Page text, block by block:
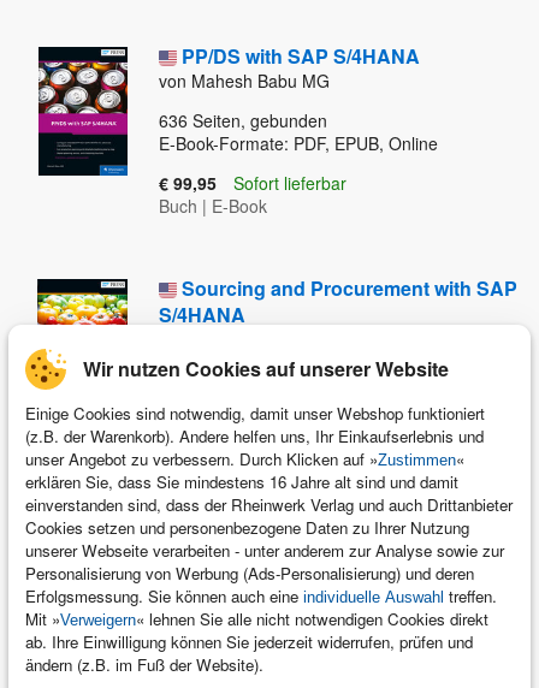
Wir nutzen Cookies auf unserer Website
Einige Cookies sind notwendig, damit unser Webshop funktioniert
(z.B. der Warenkorb). Andere helfen uns, Ihr Einkaufserlebnis und
unser Angebot zu verbessern. Durch Klicken auf »Zustimmen«
erklären Sie, dass Sie mindestens 16 Jahre alt sind und damit
einverstanden sind, dass der Rheinwerk Verlag und auch Drittanbieter
Cookies setzen und personenbezogene Daten zu Ihrer Nutzung
unserer Webseite verarbeiten - unter anderem zur Analyse sowie zur
Personalisierung von Werbung (Ads-Personalisierung) und deren
Erfolgsmessung. Sie können auch eine individuelle Auswahl treffen.
Mit »Verweigern« lehnen Sie alle nicht notwendigen Cookies direkt
ab. Ihre Einwilligung können Sie jederzeit widerrufen, prüfen und
ändern (z.B. im Fuß der Website).
PP/DS with SAP S/4HANA
von Mahesh Babu MG
636 Seiten, gebunden
E-Book-Formate: PDF, EPUB, Online
€ 99,95
Sofort lieferbar
Buch | E-Book
Sourcing and Procurement with SAP
S/4HANA
705Seiten, gebunden
E-Book-Formate: PDF, EPUB, Online
€ 89,95
Sofort lieferbar
Buch|E-Book
Settlement Management with SAP
S/4HANA– Customer Rebates,
External Commissions, and Royalties
with the Condition Contract
von Ujjwal Chattopadhyay, Suman Chanda,
Tushar Bhunya